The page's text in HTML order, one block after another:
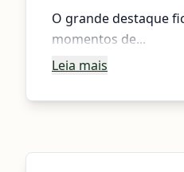
O grande destaque
momentos de...
Leia mais